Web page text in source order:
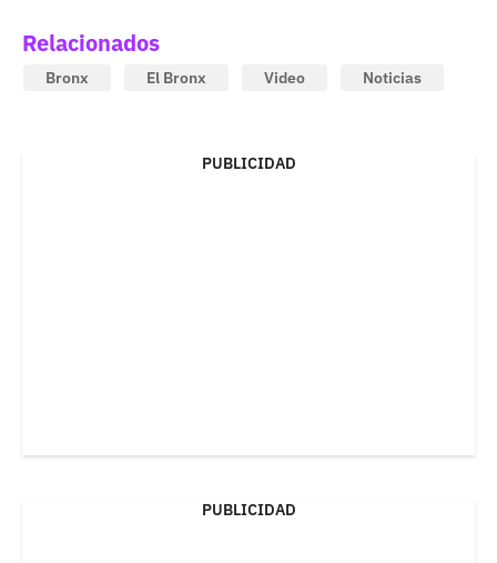
Relacionados
Bronx El Bronx Video Noticias
PUBLICIDAD
PUBLICIDAD